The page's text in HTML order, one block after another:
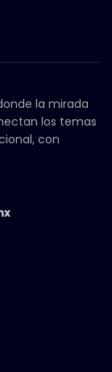
la mirada
los temas
con